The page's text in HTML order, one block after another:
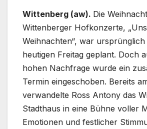
Wittenberg (aw). Die
Wittenberger Hofkonzerte,
Weihnachten“, war
heutigen Freitag geplant. Doch
hohen Nachfrage wurde ein
Termin eingeschoben. Bereits
verwandelte Ross Antony das
Stadthaus in eine Bühne voller
Emotionen und festlicher